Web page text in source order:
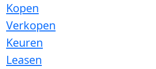
Kopen
Verkopen
Keuren
Leasen